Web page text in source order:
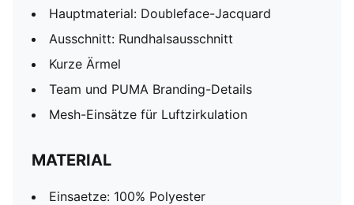
Hauptmaterial: Doubleface-Jacquard
Ausschnitt: Rundhalsausschnitt
Kurze Ärmel
Team und PUMA Branding-Details
Mesh-Einsätze für Luftzirkulation
MATERIAL
Einsaetze: 100% Polyester